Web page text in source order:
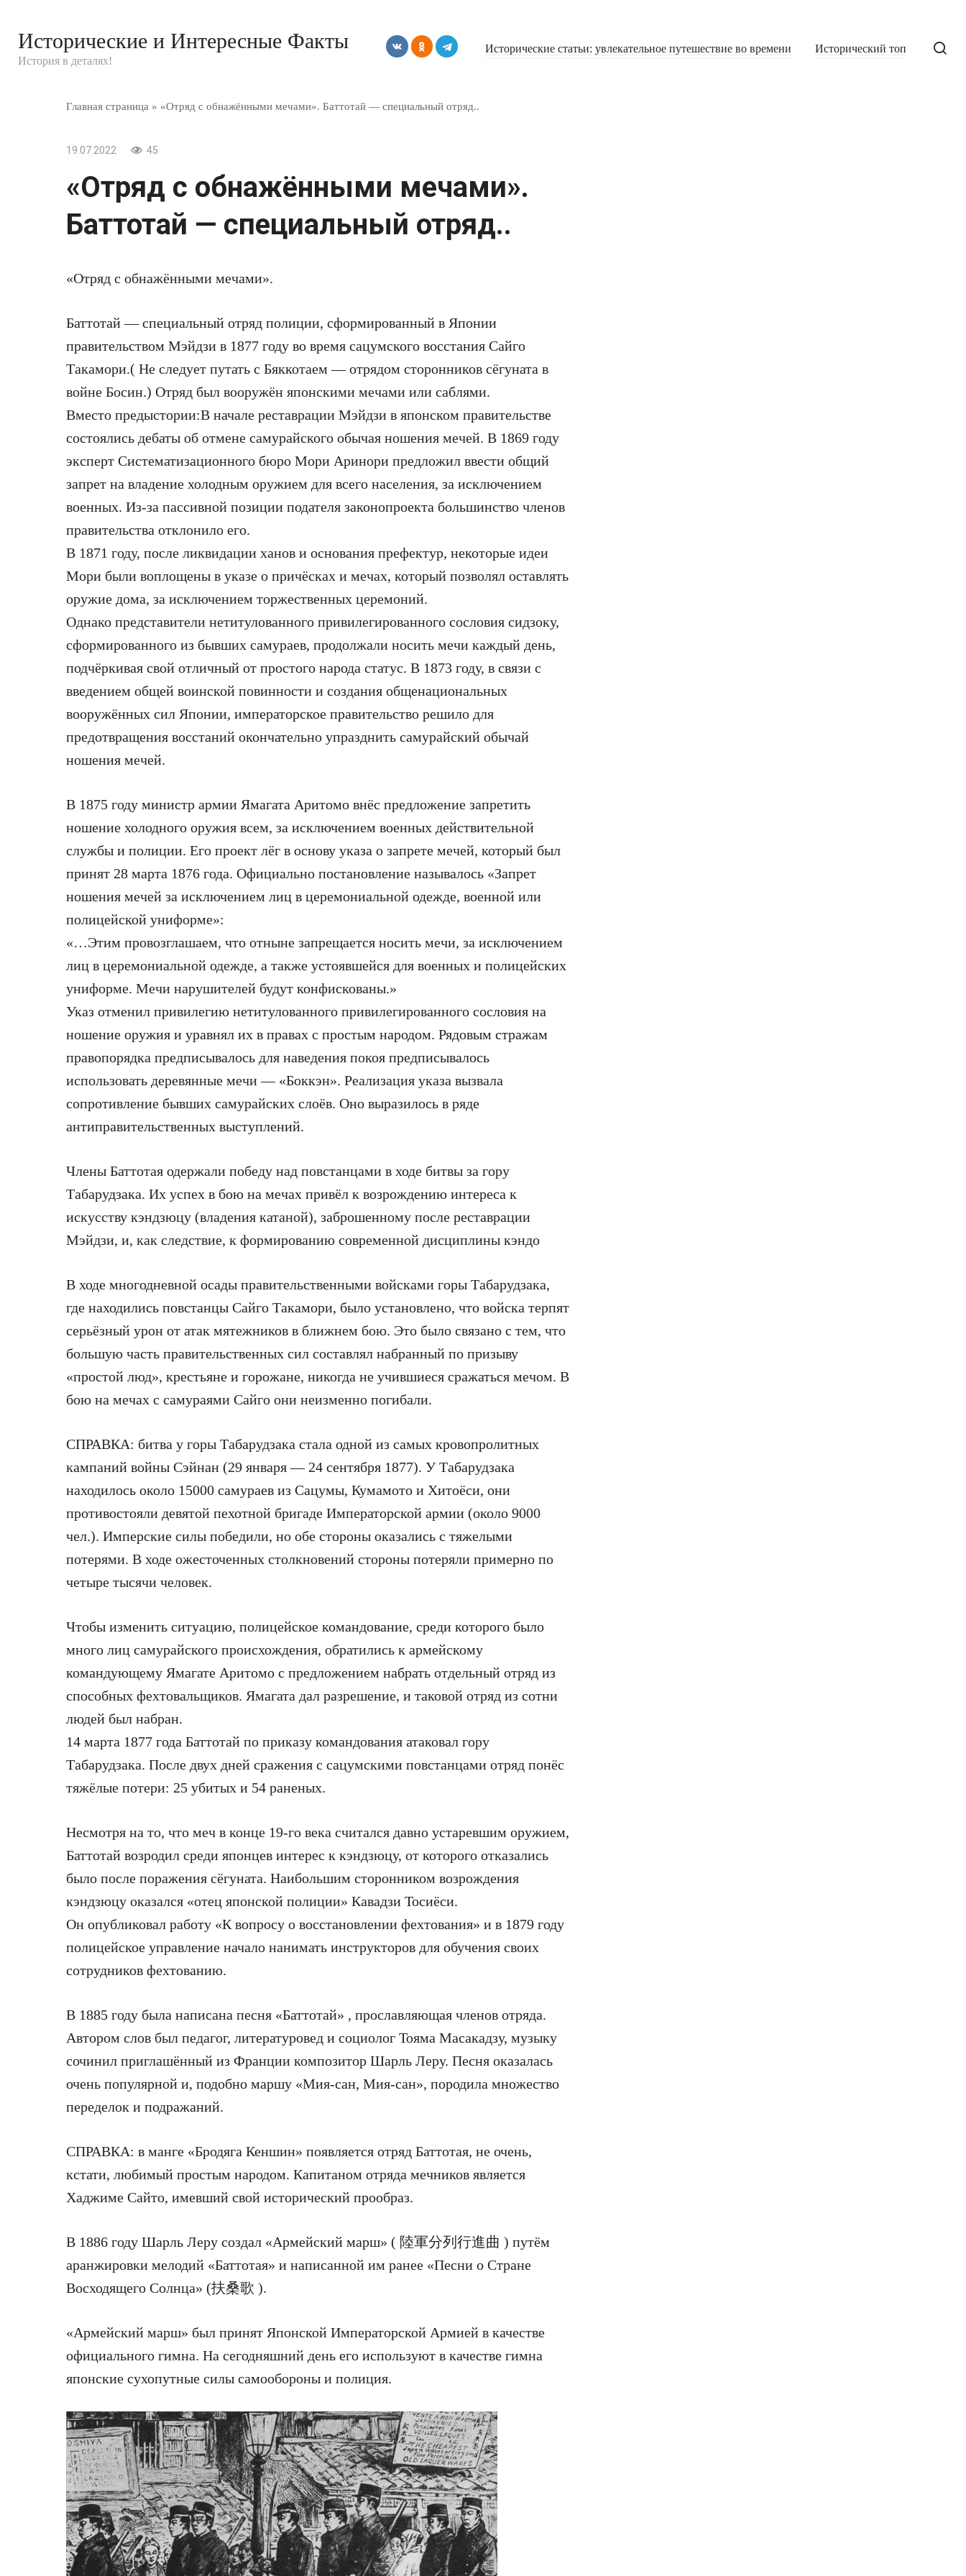
контенту
Исторические и Интересные Факты
История в деталях!
Исторические статьи: увлекательное путешествие во времени Исторический топ
Главная страница » «Отряд с обнажёнными мечами». Баттотай — специальный отряд..
19.07.2022 45
«Отряд с обнажёнными мечами».
Баттотай — специальный отряд..
«Отряд с обнажёнными мечами».
Баттотай — специальный отряд полиции, сформированный в Японии
правительством Мэйдзи в 1877 году во время сацумского восстания Сайго
Такамори.( Не следует путать с Бяккотаем — отрядом сторонников сёгуната в
войне Босин.) Отряд был вооружён японскими мечами или саблями.
Вместо предыстории:В начале реставрации Мэйдзи в японском правительстве
состоялись дебаты об отмене самурайского обычая ношения мечей. В 1869 году
эксперт Систематизационного бюро Мори Аринори предложил ввести общий
запрет на владение холодным оружием для всего населения, за исключением
военных. Из-за пассивной позиции подателя законопроекта большинство членов
правительства отклонило его.
В 1871 году, после ликвидации ханов и основания префектур, некоторые идеи
Мори были воплощены в указе о причёсках и мечах, который позволял оставлять
оружие дома, за исключением торжественных церемоний.
Однако представители нетитулованного привилегированного сословия сидзоку,
сформированного из бывших самураев, продолжали носить мечи каждый день,
подчёркивая свой отличный от простого народа статус. В 1873 году, в связи с
введением общей воинской повинности и создания общенациональных
вооружённых сил Японии, императорское правительство решило для
предотвращения восстаний окончательно упразднить самурайский обычай
ношения мечей.
В 1875 году министр армии Ямагата Аритомо внёс предложение запретить
ношение холодного оружия всем, за исключением военных действительной
службы и полиции. Его проект лёг в основу указа о запрете мечей, который был
принят 28 марта 1876 года. Официально постановление называлось «Запрет
ношения мечей за исключением лиц в церемониальной одежде, военной или
полицейской униформе»:
«…Этим провозглашаем, что отныне запрещается носить мечи, за исключением
лиц в церемониальной одежде, а также устоявшейся для военных и полицейских
униформе. Мечи нарушителей будут конфискованы.»
Указ отменил привилегию нетитулованного привилегированного сословия на
ношение оружия и уравнял их в правах с простым народом. Рядовым стражам
правопорядка предписывалось для наведения покоя предписывалось
использовать деревянные мечи — «Боккэн». Реализация указа вызвала
сопротивление бывших самурайских слоёв. Оно выразилось в ряде
антиправительственных выступлений.
Члены Баттотая одержали победу над повстанцами в ходе битвы за гору
Табарудзака. Их успех в бою на мечах привёл к возрождению интереса к
искусству кэндзюцу (владения катаной), заброшенному после реставрации
Мэйдзи, и, как следствие, к формированию современной дисциплины кэндо
В ходе многодневной осады правительственными войсками горы Табарудзака,
где находились повстанцы Сайго Такамори, было установлено, что войска терпят
серьёзный урон от атак мятежников в ближнем бою. Это было связано с тем, что
большую часть правительственных сил составлял набранный по призыву
«простой люд», крестьяне и горожане, никогда не учившиеся сражаться мечом. В
бою на мечах с самураями Сайго они неизменно погибали.
СПРАВКА: битва у горы Табарудзака стала одной из самых кровопролитных
кампаний войны Сэйнан (29 января — 24 сентября 1877). У Табарудзака
находилось около 15000 самураев из Сацумы, Кумамото и Хитоёси, они
противостояли девятой пехотной бригаде Императорской армии (около 9000
чел.). Имперские силы победили, но обе стороны оказались с тяжелыми
потерями. В ходе ожесточенных столкновений стороны потеряли примерно по
четыре тысячи человек.
Чтобы изменить ситуацию, полицейское командование, среди которого было
много лиц самурайского происхождения, обратились к армейскому
командующему Ямагате Аритомо с предложением набрать отдельный отряд из
способных фехтовальщиков. Ямагата дал разрешение, и таковой отряд из сотни
людей был набран.
14 марта 1877 года Баттотай по приказу командования атаковал гору
Табарудзака. После двух дней сражения с сацумскими повстанцами отряд понёс
тяжёлые потери: 25 убитых и 54 раненых.
Несмотря на то, что меч в конце 19-го века считался давно устаревшим оружием,
Баттотай возродил среди японцев интерес к кэндзюцу, от которого отказались
было после поражения сёгуната. Наибольшим сторонником возрождения
кэндзюцу оказался «отец японской полиции» Кавадзи Тосиёси.
Он опубликовал работу «К вопросу о восстановлении фехтования» и в 1879 году
полицейское управление начало нанимать инструкторов для обучения своих
сотрудников фехтованию.
В 1885 году была написана песня «Баттотай» , прославляющая членов отряда.
Автором слов был педагог, литературовед и социолог Тояма Масакадзу, музыку
сочинил приглашённый из Франции композитор Шарль Леру. Песня оказалась
очень популярной и, подобно маршу «Мия-сан, Мия-сан», породила множество
переделок и подражаний.
СПРАВКА: в манге «Бродяга Кеншин» появляется отряд Баттотая, не очень,
кстати, любимый простым народом. Капитаном отряда мечников является
Хаджиме Сайто, имевший свой исторический прообраз.
В 1886 году Шарль Леру создал «Армейский марш» ( 陸軍分列行進曲 ) путём
аранжировки мелодий «Баттотая» и написанной им ранее «Песни о Стране
Восходящего Солнца» (扶桑歌 ).
«Армейский марш» был принят Японской Императорской Армией в качестве
официального гимна. На сегодняшний день его используют в качестве гимна
японские сухопутные силы самообороны и полиция.